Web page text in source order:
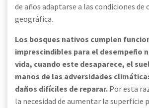
de años adaptarse a las condiciones de
geográfica.
Los bosques nativos cumplen
imprescindibles para el desempeño
vida, cuando este desaparece, el
manos de las adversidades
daños difíciles de reparar. Por esta
la necesidad de aumentar la superficie